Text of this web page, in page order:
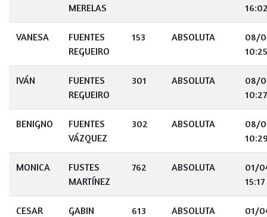
MERELAS
VANESA
FUENTES
REGUEIRO
153 ABSOLUTA
08/
10:25
IVÁN
FUENTES
REGUEIRO
301 ABSOLUTA
08/
10:27
BENIGNO
FUENTES
VÁZQUEZ
302 ABSOLUTA
08/
MONICA
FUSTES
MARTÍNEZ
762 ABSOLUTA
01/
15:17
CESAR
GABIN
613 ABSOLUTA
01/